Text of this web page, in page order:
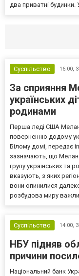
два приватні будинки.
Суспільство 16:00,
За сприяння
українських
родинами
Перша леді США
поверненню додому
Білому домі, передає
зазначають, що
групу українських та
вказують, з яких
вони опинилися
розбудова миру
Суспільство 14:00,
НБУ підняв
причини
Національний банк